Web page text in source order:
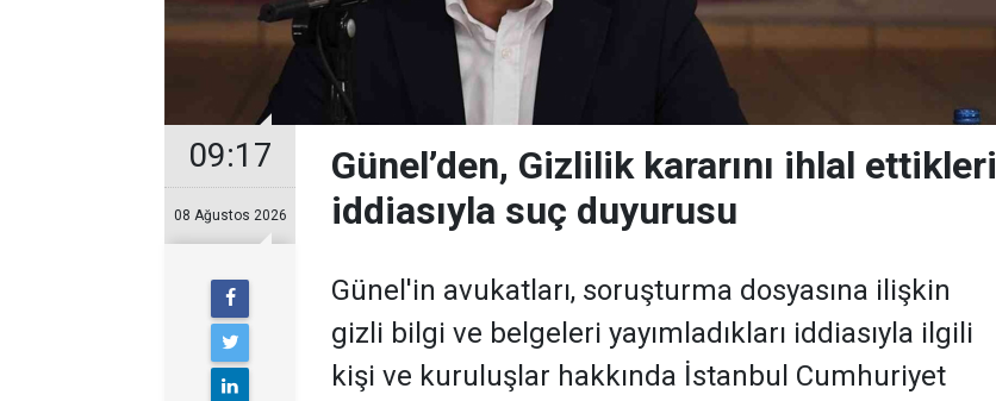
09:17
08 Ağustos 2026
Günel’den, Gizlilik kararını ihlal ettikleri
iddiasıyla suç duyurusu
Günel'in avukatları, soruşturma dosyasına ilişkin
gizli bilgi ve belgeleri yayımladıkları iddiasıyla ilgili
kişi ve kuruluşlar hakkında İstanbul Cumhuriyet